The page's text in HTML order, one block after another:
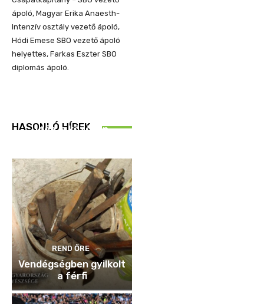
ápoló, Magyar Erika Anaesth-
Intenzív osztály vezető ápoló,
Hódi Emese SBO vezető ápoló
helyettes, Farkas Eszter SBO
diplomás ápoló.
HASONLÓ HÍREK
Idén is közösen
REND ŐRE
Vendégségben gyilkolt
a férfi